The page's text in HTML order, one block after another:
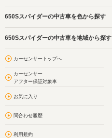
650Sスパイダーの中古車を色から探す
650Sスパイダーの中古車を地域から探す
カーセンサートップへ
カーセンサー
アフター保証対象車
お気に入り
問合わせ履歴
利用規約